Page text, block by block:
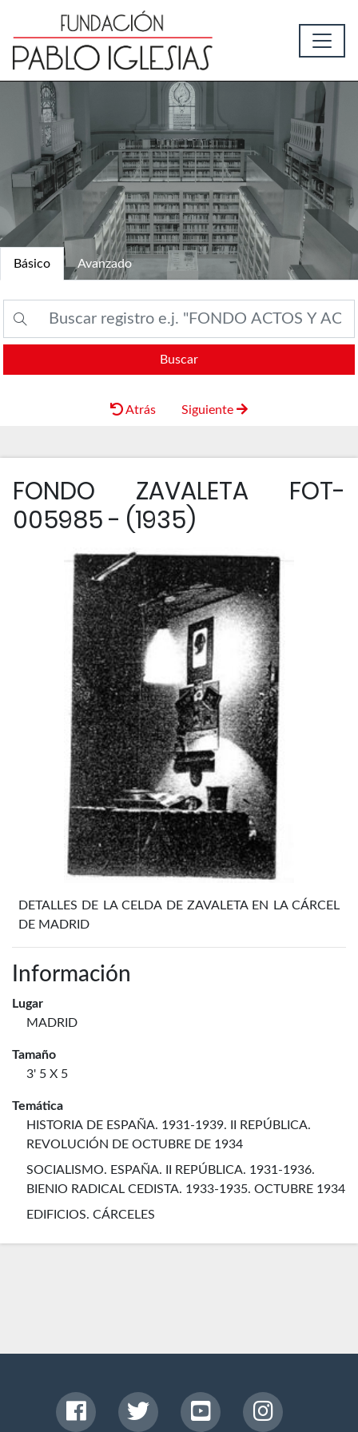
Básico Avanzado
Buscar
Atrás Siguiente
FONDO ZAVALETA FOT-
005985 - (1935)
DETALLES DE LA CELDA DE ZAVALETA EN LA CÁRCEL
DE MADRID
Información
Lugar
MADRID
Tamaño
3' 5 X 5
Temática
HISTORIA DE ESPAÑA. 1931-1939. II REPÚBLICA.
REVOLUCIÓN DE OCTUBRE DE 1934
SOCIALISMO. ESPAÑA. II REPÚBLICA. 1931-1936.
BIENIO RADICAL CEDISTA. 1933-1935. OCTUBRE 1934
EDIFICIOS. CÁRCELES